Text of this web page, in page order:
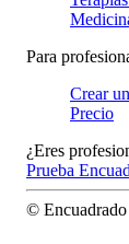
Para
Crear
Precio
¿Eres
Prueba
© Encuadrado